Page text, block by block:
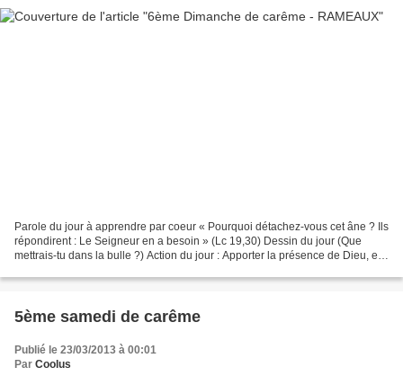
Parole du jour à apprendre par coeur « Pourquoi détachez-vous cet âne ? Ils
répondirent : Le Seigneur en a besoin » (Lc 19,30) Dessin du jour (Que
mettrais-tu dans la bulle ?) Action du jour : Apporter la présence de Dieu, en
5ème samedi de carême
Publié le 23/03/2013 à 00:01
Par Coolus